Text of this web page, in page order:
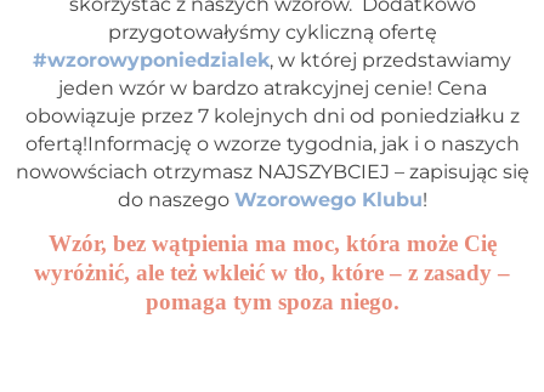
KONTOKOSZYK
IG FB PIN
przygotowałyśmy cykliczną ofertę
#wzorowyponiedzialek, w której przedstawiamy
jeden wzór w bardzo atrakcyjnej cenie! Cena
obowiązuje przez 7 kolejnych dni od poniedziałku z
ofertą!Informację o wzorze tygodnia, jak i o naszych
nowowściach otrzymasz NAJSZYBCIEJ – zapisując się
do naszego Wzorowego Klubu!
Wzór, bez wątpienia ma moc, która może Cię
wyróżnić, ale też wkleić w tło, które – z zasady –
pomaga tym spoza niego.